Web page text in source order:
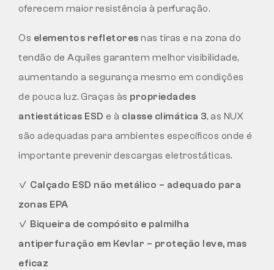
oferecem maior resistência à perfuração.
Os elementos refletores nas tiras e na zona do
tendão de Aquiles garantem melhor visibilidade,
aumentando a segurança mesmo em condições
de pouca luz. Graças às propriedades
antiestáticas ESD e à classe climática 3, as NUX
são adequadas para ambientes específicos onde é
importante prevenir descargas eletrostáticas.
✓ Calçado ESD não metálico – adequado para
zonas EPA
✓ Biqueira de compósito e palmilha
antiperfuração em Kevlar – proteção leve, mas
eficaz